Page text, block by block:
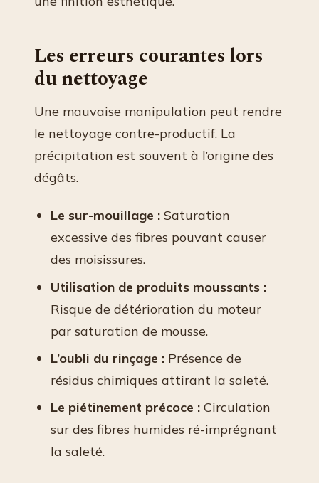
Les erreurs courantes lors
du nettoyage
Une mauvaise manipulation peut rendre
le nettoyage contre-productif. La
précipitation est souvent à l’origine des
dégâts.
Le sur-mouillage : Saturation
excessive des fibres pouvant causer
des moisissures.
Utilisation de produits moussants :
Risque de détérioration du moteur
par saturation de mousse.
L’oubli du rinçage : Présence de
résidus chimiques attirant la saleté.
Le piétinement précoce : Circulation
sur des fibres humides ré-imprégnant
la saleté.